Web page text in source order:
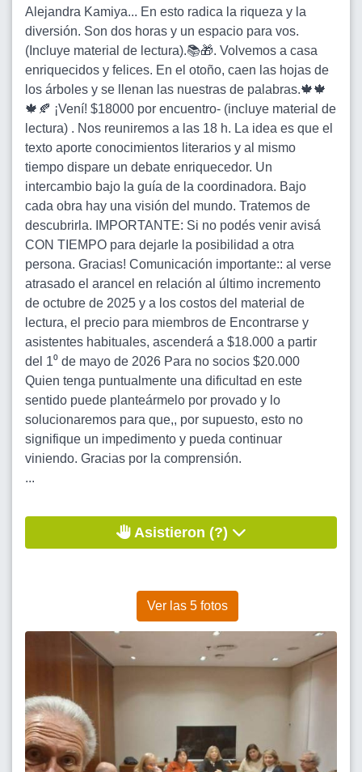
Alejandra Kamiya... En esto radica la riqueza y la
diversión. Son dos horas y un espacio para vos.
(Incluye material de lectura).📚🎁. Volvemos a casa
enriquecidos y felices. En el otoño, caen las hojas de
los árboles y se llenan las nuestras de palabras.🍁🍁
🍁🍂 ¡Vení! $18000 por encuentro- (incluye material de
lectura) . Nos reuniremos a las 18 h. La idea es que el
texto aporte conocimientos literarios y al mismo
tiempo dispare un debate enriquecedor. Un
intercambio bajo la guía de la coordinadora. Bajo
cada obra hay una visión del mundo. Tratemos de
descubrirla. IMPORTANTE: Si no podés venir avisá
CON TIEMPO para dejarle la posibilidad a otra
persona. Gracias! Comunicación importante:: al verse
atrasado el arancel en relación al último incremento
de octubre de 2025 y a los costos del material de
lectura, el precio para miembros de Encontrarse y
asistentes habituales, ascenderá a $18.000 a partir
del 1⁰ de mayo de 2026 Para no socios $20.000
Quien tenga puntualmente una dificultad en este
sentido puede planteármelo por provado y lo
solucionaremos para que,, por supuesto, esto no
signifique un impedimento y pueda continuar
viniendo. Gracias por la comprensión.
...
Asistieron (?)
Ver las 5 fotos